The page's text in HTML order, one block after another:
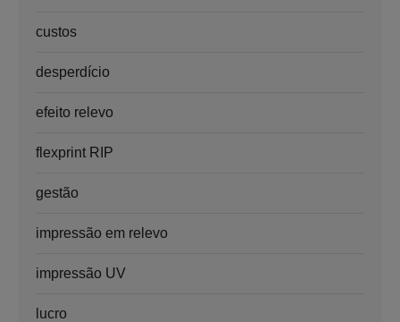
custos
desperdício
efeito relevo
flexprint RIP
gestão
impressão em relevo
impressão UV
lucro